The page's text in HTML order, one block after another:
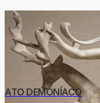
ATO DEMONÍACO